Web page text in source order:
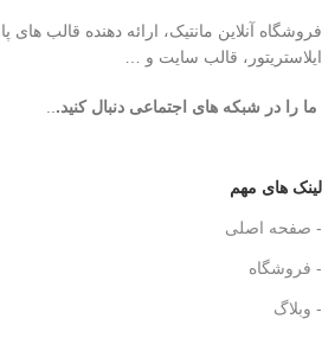
فروشگاه آنلاین مانتیک، ارائه دهنده قالب های
ایلاستریتور، قالب سایت و …
ما را در شبکه های اجتماعی دنبال کنید.
لینک های مهم
- صفحه اصلی
- فروشگاه
- وبلاگ